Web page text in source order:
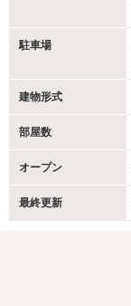
駐車場
建物形式
部屋数
オープン
最終更新